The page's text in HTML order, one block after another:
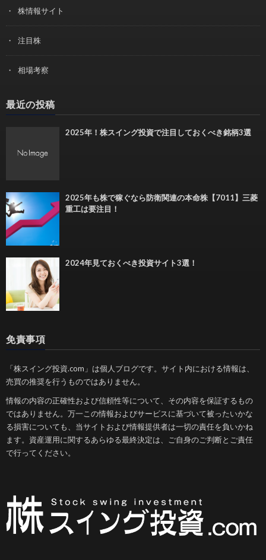
株情報サイト
注目株
相場考察
最近の投稿
2025年！株スイング投資で注目しておくべき銘柄3選
2025年も株で稼ぐなら防衛関連の本命株【7011】三菱
重工は要注目！
2024年見ておくべき投資サイト3選！
免責事項
「株スイング投資.com」は個人ブログです。サイト内における情報は、
売買の推奨を行うものではありません。
情報の内容の正確性および信頼性等について、その内容を保証するもの
ではありません。万一この情報およびサービスに基づいて被ったいかな
る損害についても、当サイトおよび情報提供者は一切の責任を負いかね
ます。資産運用に関するあらゆる最終決定は、ご自身のご判断とご責任
で行ってください。